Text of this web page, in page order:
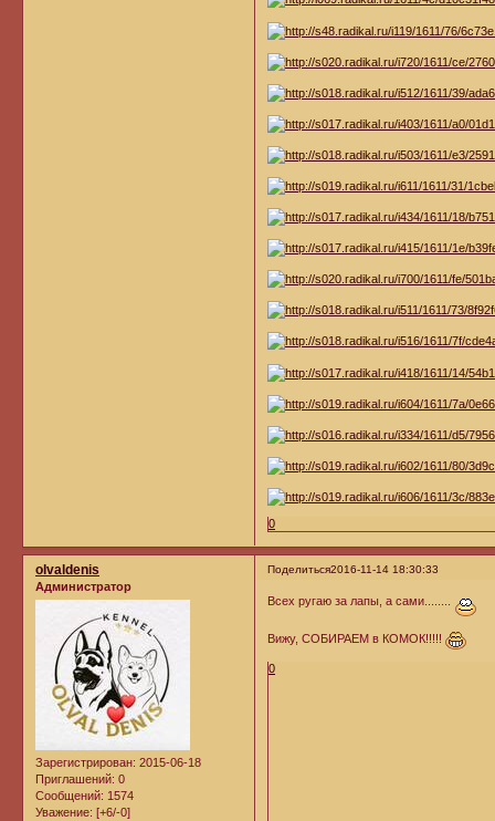
0
Поделиться2016-11-14 18:30:33
olvaldenis
Администратор
Зарегистрирован: 2015-06-18
Приглашений: 0
Сообщений: 1574
Уважение: [+6/-0]
Всех ругаю за лапы, а сами........
Вижу, СОБИРАЕМ в КОМОК!!!!!
0